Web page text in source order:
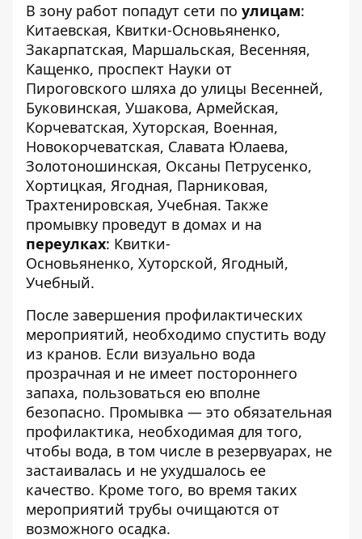
В зону работ попадут сети по улицам:
Китаевская, Квитки-Основьяненко,
Закарпатская, Маршальская, Весенняя,
Кащенко, проспект Науки от
Пироговского шляха до улицы Весенней,
Буковинская, Ушакова, Армейская,
Корчеватская, Хуторская, Военная,
Новокорчеватская, Славата Юлаева,
Золотоношинская, Оксаны Петрусенко,
Хортицкая, Ягодная, Парниковая,
Трахтенировская, Учебная. Также
промывку проведут в домах и на
переулках: Квитки-
Основьяненко, Хуторской, Ягодный,
Учебный.
После завершения профилактических
мероприятий, необходимо спустить воду
из кранов. Если визуально вода
прозрачная и не имеет постороннего
запаха, пользоваться ею вполне
безопасно. Промывка — это обязательная
профилактика, необходимая для того,
чтобы вода, в том числе в резервуарах, не
застаивалась и не ухудшалось ее
качество. Кроме того, во время таких
мероприятий трубы очищаются от
возможного осадка.